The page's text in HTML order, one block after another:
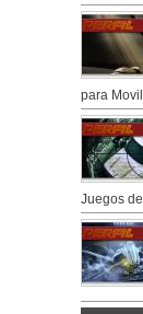
para
Juegos